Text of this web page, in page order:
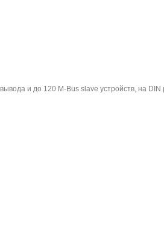
и до 120 M-Bus slave устройств, на DIN